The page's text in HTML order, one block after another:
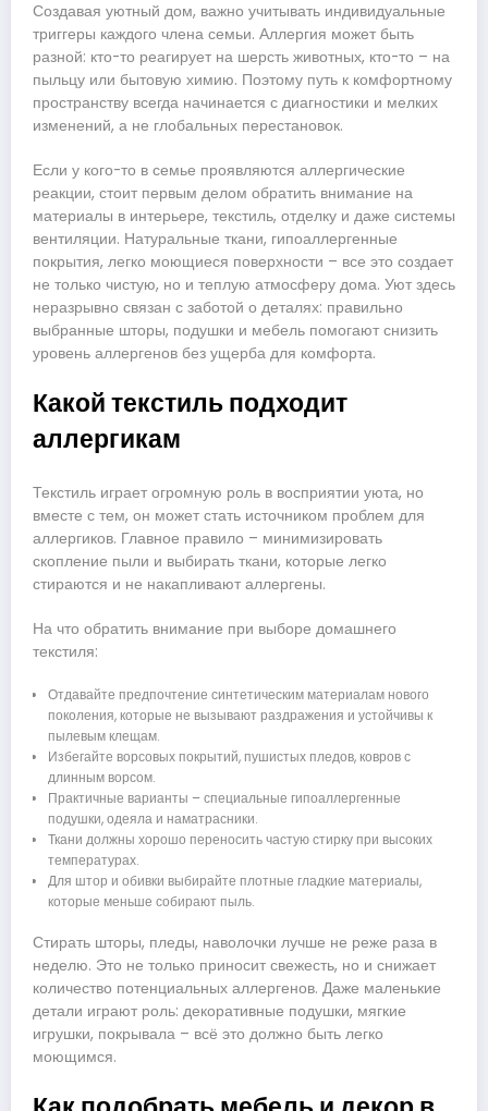
Создавая уютный дом, важно учитывать индивидуальные
триггеры каждого члена семьи. Аллергия может быть
разной: кто-то реагирует на шерсть животных, кто-то – на
пыльцу или бытовую химию. Поэтому путь к комфортному
пространству всегда начинается с диагностики и мелких
изменений, а не глобальных перестановок.
Если у кого-то в семье проявляются аллергические
реакции, стоит первым делом обратить внимание на
материалы в интерьере, текстиль, отделку и даже системы
вентиляции. Натуральные ткани, гипоаллергенные
покрытия, легко моющиеся поверхности – все это создает
не только чистую, но и теплую атмосферу дома. Уют здесь
неразрывно связан с заботой о деталях: правильно
выбранные шторы, подушки и мебель помогают снизить
уровень аллергенов без ущерба для комфорта.
Какой текстиль подходит
аллергикам
Текстиль играет огромную роль в восприятии уюта, но
вместе с тем, он может стать источником проблем для
аллергиков. Главное правило – минимизировать
скопление пыли и выбирать ткани, которые легко
стираются и не накапливают аллергены.
На что обратить внимание при выборе домашнего
текстиля:
Отдавайте предпочтение синтетическим материалам нового
поколения, которые не вызывают раздражения и устойчивы к
пылевым клещам.
Избегайте ворсовых покрытий, пушистых пледов, ковров с
длинным ворсом.
Практичные варианты – специальные гипоаллергенные
подушки, одеяла и наматрасники.
Ткани должны хорошо переносить частую стирку при высоких
температурах.
Для штор и обивки выбирайте плотные гладкие материалы,
которые меньше собирают пыль.
Стирать шторы, пледы, наволочки лучше не реже раза в
неделю. Это не только приносит свежесть, но и снижает
количество потенциальных аллергенов. Даже маленькие
детали играют роль: декоративные подушки, мягкие
игрушки, покрывала – всё это должно быть легко
моющимся.